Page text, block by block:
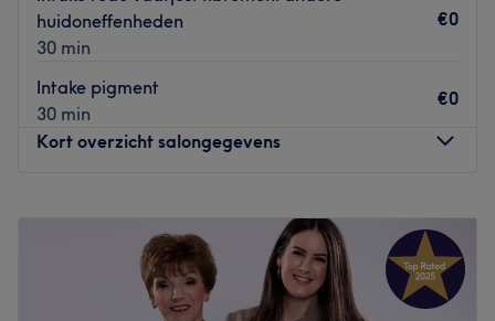
huidoneffenheden
30 min
€0
Intake pigment
30 min
€0
Kort overzicht salongegevens
09:00
20:00
09:00
20:00
Donderdag
08:30 –20:00
09:00
17:30